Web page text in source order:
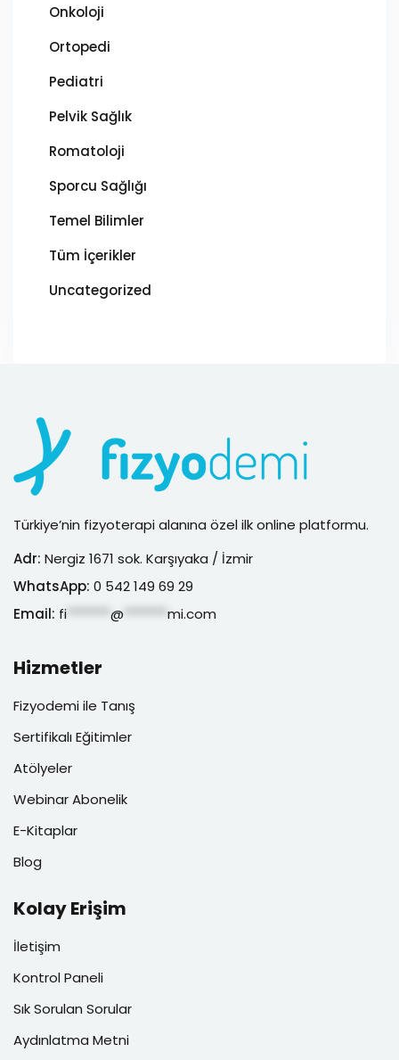
Onkoloji
Ortopedi
Pediatri
Pelvik Sağlık
Romatoloji
Sporcu Sağlığı
Temel Bilimler
Tüm İçerikler
Uncategorized
Türkiye’nin fizyoterapi alanına özel ilk online platformu.
Adr: Nergiz 1671 sok. Karşıyaka / İzmir
WhatsApp: 0 542 149 69 29
Email: fi @ mi.com
Hizmetler
Fizyodemi ile Tanış
Sertifikalı Eğitimler
Atölyeler
Webinar Abonelik
E-Kitaplar
Blog
Kolay Erişim
İletişim
Kontrol Paneli
Sık Sorulan Sorular
Aydınlatma Metni